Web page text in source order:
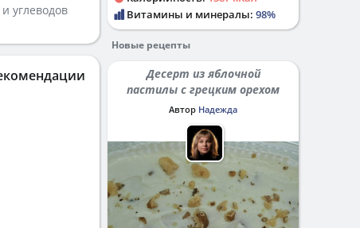
углеводов
Витамины и минералы: 98%
Новые рецепты
Десерт из яблочной
пастилы с грецким орехом
Автор Надежда